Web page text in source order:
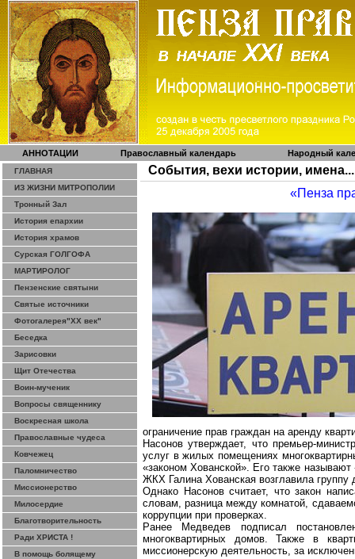
АННОТАЦИИ Православный календарь Народный
ГЛАВНАЯ
ИЗ ЖИЗНИ МИТРОПОЛИИ
Тронный Зал
История епархии
История храмов
Сурская ГОЛГОФА
МАРТИРОЛОГ
Пензенские святыни
Святые источники
Фотогалерея"ХХ век"
Беседка
Зарисовки
Щит Отечества
Воин-мученик
Вопросы священнику
Воскресная школа
Православные чудеса
Ковчежец
Паломничество
Миссионерство
Милосердие
Благотворительность
Ради ХРИСТА !
В помощь болящему
События, вехи истории, имена...
«Пенза
ограничение прав граждан на аренду
Насонов утверждает, что премьер-
услуг в жилых помещениях
«законом Хованской». Его также
ЖКХ Галина Хованская возглавила группу
Однако Насонов считает, что закон
словам, разница между комнатой,
коррупции при проверках.
Ранее Медведев подписал
многоквартирных домов. Также в
миссионерскую деятельность, за